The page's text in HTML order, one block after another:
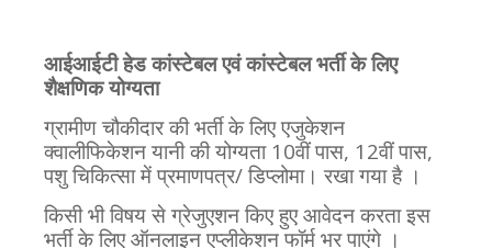
आईआईटी हेड कांस्टेबल एवं कांस्टेबल भर्ती के लिए
शैक्षणिक योग्यता
ग्रामीण चौकीदार की भर्ती के लिए एजुकेशन
क्वालीफिकेशन यानी की योग्यता 10वीं पास, 12वीं पास,
पशु चिकित्सा में प्रमाणपत्र/ डिप्लोमा। रखा गया है ।
किसी भी विषय से ग्रेजुएशन किए हुए आवेदन करता इस
भर्ती के लिए ऑनलाइन एप्लीकेशन फॉर्म भर पाएंगे ।